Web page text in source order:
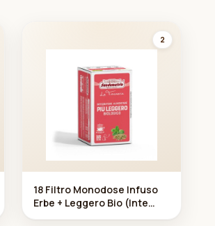
2
18 Filtro Monodose Infuso
Erbe + Leggero Bio (Inte